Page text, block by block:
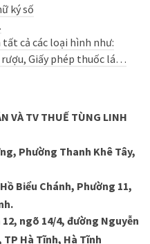
ký số
tất cả các loại hình như:
rượu, Giấy phép thuốc lá…
VÀ TV THUẾ TÙNG LINH
Phường Thanh Khê Tây,
Biểu Chánh, Phường 11,
12, ngõ 14/4, đường Nguyễn
TP Hà Tĩnh, Hà Tĩnh